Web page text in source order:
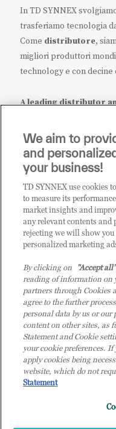
In TD SYNNEX
trasferiamo tecnologia
Come distributore,
migliori produttori
technology e con
A leading distributor
it.tdsynnex.com|
CATEGORIE
Categorie
© 2026 TD SYNNEX Italy
Milano (MI) - Numero di
Codice Fiscale: 07092780159 -
TD SYNNEX e TD SYNNEX
Corporation negli Stati Uniti e
all’attività di direzione e
We aim to
and
your business!
TD SYNNEX use cookies
to measure its
market insights and
any relevant contents and
rejecting we will show
personalized marketing
By clicking on "Accept all"
reading of information on
partners through Cookies
agree to the further
personal data by us or
content on other sites, as
Statement and Cookie
your cookie preferences. If
apply cookies being
website, which do not
Statement